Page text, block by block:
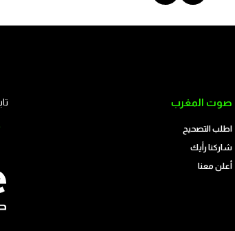
صوت المغرب
اطلب التصحيح
شاركنا رأيك
أعلن معنا